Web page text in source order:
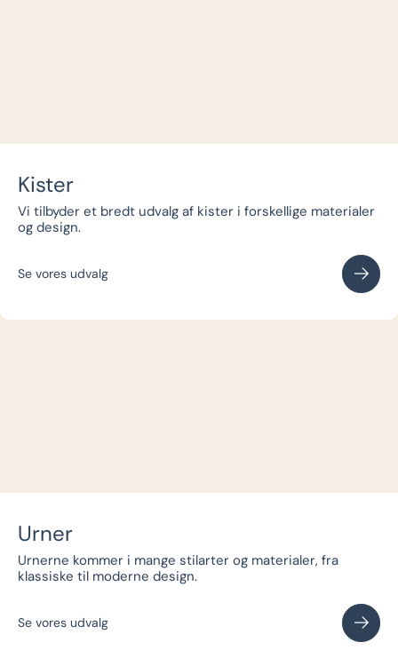
Kister
Vi tilbyder et bredt udvalg af kister i forskellige materialer
og design.
Se vores udvalg
Urner
Urnerne kommer i mange stilarter og materialer, fra
klassiske til moderne design.
Se vores udvalg